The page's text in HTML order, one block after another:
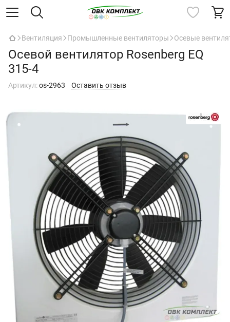
Вентиляция Промышленные вентиляторы Осевые
Осевой вентилятор Rosenberg EQ
315-4
Артикул:os-2963 Оставить отзыв